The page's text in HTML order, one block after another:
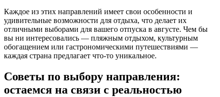
Каждое из этих направлений имеет свои особенности и
удивительные возможности для отдыха, что делает их
отличными выборами для вашего отпуска в августе. Чем бы
вы ни интересовались — пляжным отдыхом, культурным
обогащением или гастрономическими путешествиями —
каждая страна предлагает что-то уникальное.
Советы по выбору направления:
остаемся на связи с реальностью